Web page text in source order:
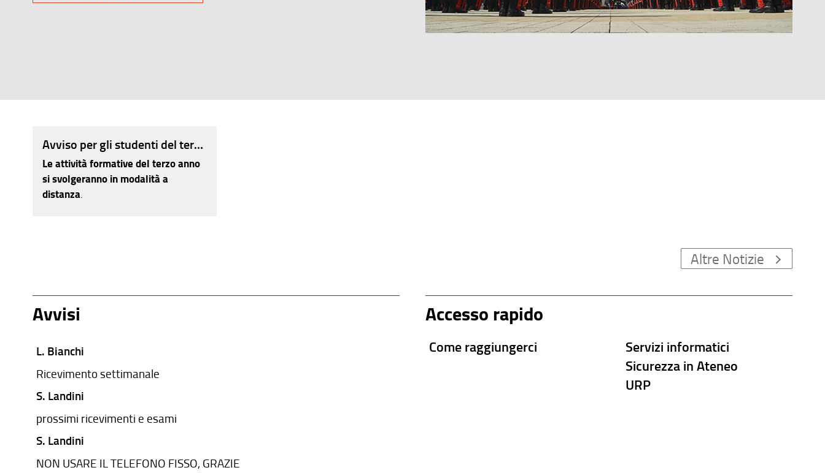
Avviso per gli studenti del terzo anno – A.A. 2025/2026 .
Le attività formative del terzo anno
si svolgeranno in modalità a
distanza.
Altre Notizie
Avvisi
L. Bianchi
Ricevimento settimanale
S. Landini
prossimi ricevimenti e esami
S. Landini
NON USARE IL TELEFONO FISSO, GRAZIE
Accesso rapido
Come raggiungerci
Servizi informatici
Sicurezza in Ateneo
URP